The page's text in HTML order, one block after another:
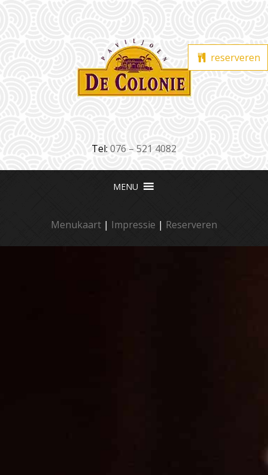
Tel: 076 – 521 4082
Menukaart | Impressie | Reserveren
reserveren